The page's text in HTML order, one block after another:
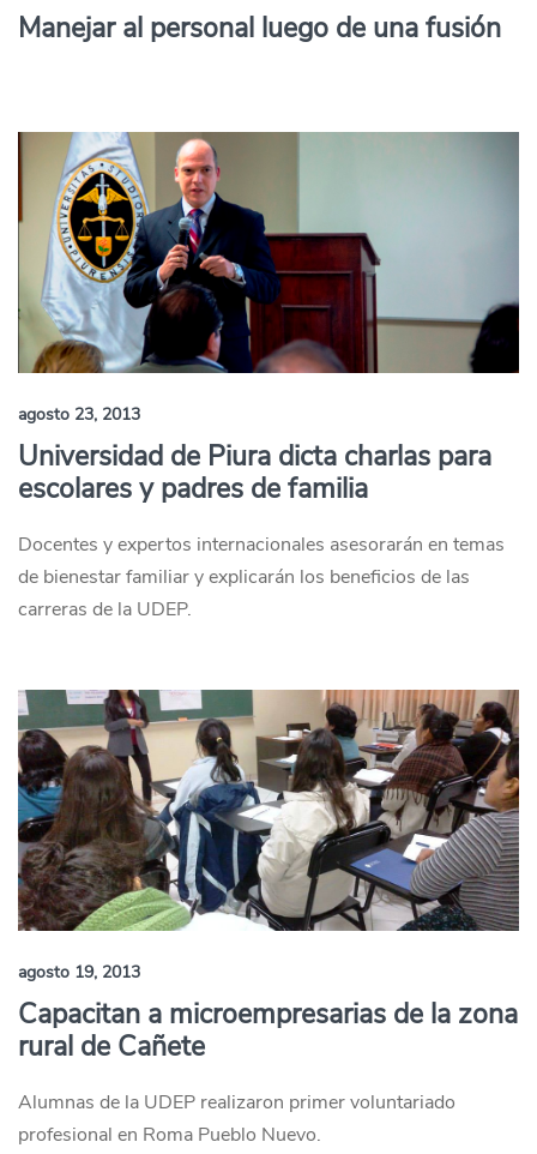
Manejar al personal luego de una fusión
agosto 23, 2013
Universidad de Piura dicta charlas para
escolares y padres de familia
Docentes y expertos internacionales asesorarán en temas
de bienestar familiar y explicarán los beneficios de las
carreras de la UDEP.
agosto 19, 2013
Capacitan a microempresarias de la zona
rural de Cañete
Alumnas de la UDEP realizaron primer voluntariado
profesional en Roma Pueblo Nuevo.